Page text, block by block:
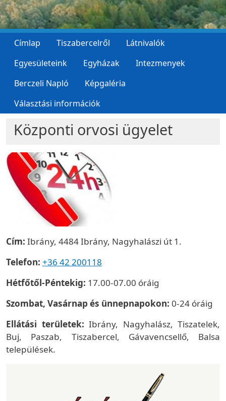
Címlap Tiszabercelről
Látnivalók
Egyesületeink
Egyházak
Intezmenyek
Berczeli Napló
Képgaléria
Választási információk
Központi orvosi ügyelet
Cím: Ibrány, 4484 Ibrány, Nagyhalászi út 1.
Telefon: +36 42 200118
Hétfőtől-Péntekig: 17.00-07.00 óráig
Szombat, Vasárnap és ünnepnapokon: 0-24 óráig
Ellátási területek: Ibrány, Nagyhalász, Tiszatelek,
Buj, Paszab, Tiszabercel, Gávavencsellő, Balsa
települések.